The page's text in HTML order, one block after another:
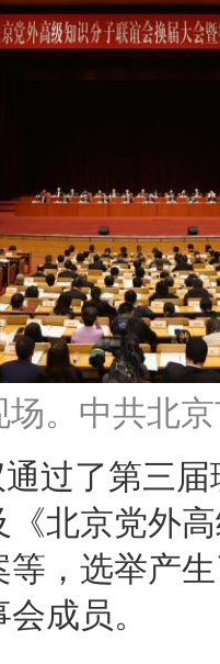
场。中共北
了第三届
北京党外
，选举产
成员。